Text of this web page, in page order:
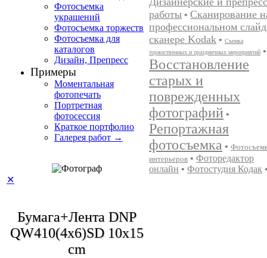
работы • Сканирование
профессиональном
сканере Kodak • Съемка
торжественных и праздничных мероприятий •
Восстановление
старых и
поврежденных
фотографий •
Репортажная
фотосъемка •
интерьеров • Фоторедактор
онлайн • Фотостудия Кодак
Фотосъемка
украшений
Фотосъемка торжеств
Фотосъемка для
каталогов
Дизайн, Препресс
Примеры
Моментальная
фотопечать
Портретная
фотосессия
Краткое портфолио
Галерея работ →
✕
Бумага+Лента DNP
QW410(4x6)SD 10x15
cm